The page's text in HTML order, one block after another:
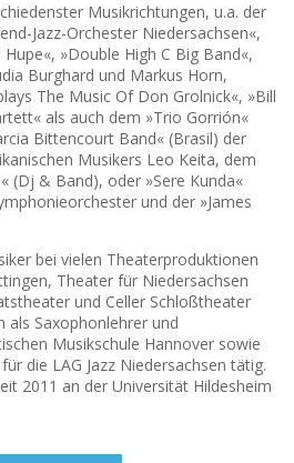
Musikrichtungen, u.a. der
Jazz-Orchester Niedersachsen«,
»Double High C Big Band«,
Burghard und Markus Horn,
The Music Of Don Grolnick«, »Bill
als auch dem »Trio Gorrión«
Bittencourt Band« (Brasil) der
Musikers Leo Keita, dem
(Dj & Band), oder »Sere Kunda«
und der »James
bei vielen Theaterproduktionen
Theater für Niedersachsen
und Celler Schloßtheater
als Saxophonlehrer und
Musikschule Hannover sowie
die LAG Jazz Niedersachsen tätig.
2011 an der Universität Hildesheim